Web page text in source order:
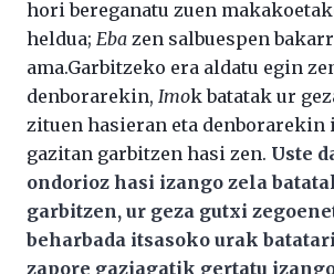
hori bereganatu zuen
heldua; Eba zen salbuespen
ama.Garbitzeko era aldatu egin
denborarekin, Imok batatak ur
zituen hasieran eta denborarekin
gazitan garbitzen hasi zen. Uste
ondorioz hasi izango zela
garbitzen, ur geza gutxi
beharbada itsasoko urak
zapore gaziagatik gertatu